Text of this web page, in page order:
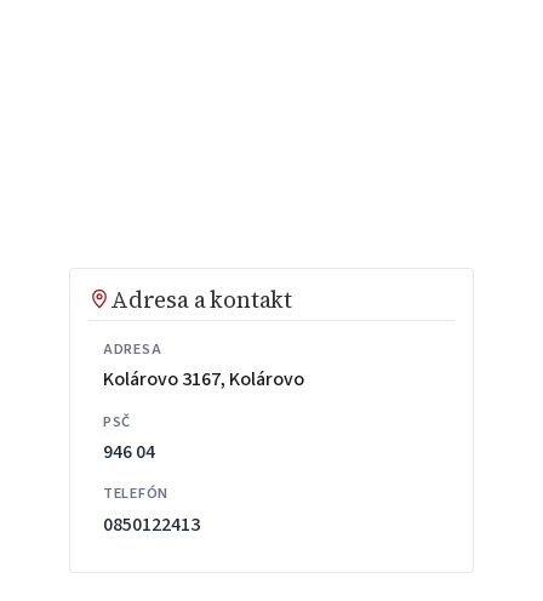
Adresa a kontakt
ADRESA
Kolárovo 3167, Kolárovo
PSČ
946 04
TELEFÓN
0850122413